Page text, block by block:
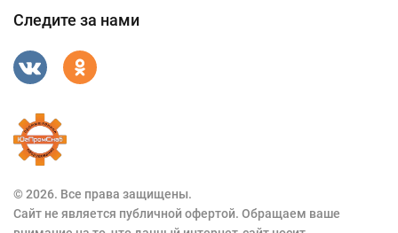
Следите за нами
© 2026. Все права защищены.
Сайт не является публичной офертой. Обращаем ваше